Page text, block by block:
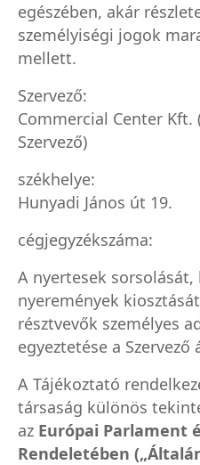
egészében, akár
személyiségi jogok
mellett.
Szervező:
Commercial Center Kft.
Szervező)
székhelye:
Hunyadi János út 19.
cégjegyzékszáma:
A nyertesek
nyeremények
résztvevők személyes
egyeztetése a
A Tájékoztató
társaság különös
az Európai Parlament
Rendeletében